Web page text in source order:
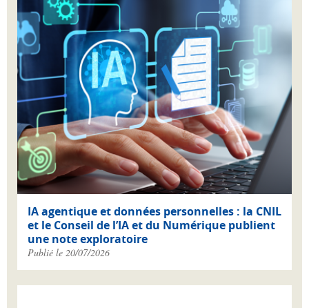
IA agentique et données personnelles : la CNIL
et le Conseil de l’IA et du Numérique publient
une note exploratoire
Publié le 20/07/2026